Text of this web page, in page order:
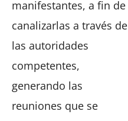
manifestantes, a fin de
canalizarlas a través de
las autoridades
competentes,
generando las
reuniones que se